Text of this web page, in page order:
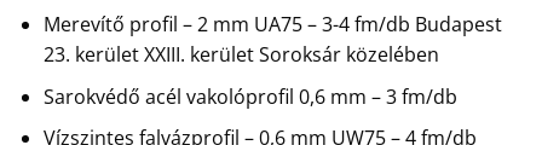
Merevítő profil – 2 mm UA75 – 3-4 fm/db Budapest
23. kerület XXIII. kerület Soroksár közelében
Sarokvédő acél vakolóprofil 0,6 mm – 3 fm/db
Vízszintes falvázprofil – 0,6 mm UW75 – 4 fm/db